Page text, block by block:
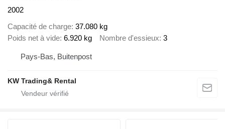
2002
Capacité de charge 37.080 kg
Poids net à vide 6.920 kg Nombre d'essieux 3
Pays-Bas, Buitenpost
KW Trading& Rental